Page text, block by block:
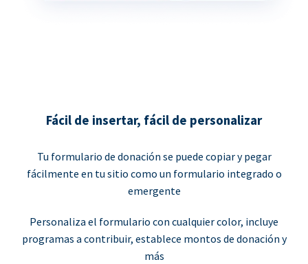
Fácil de insertar, fácil de personalizar
Tu formulario de donación se puede copiar y pegar
fácilmente en tu sitio como un formulario integrado o
emergente
Personaliza el formulario con cualquier color, incluye
programas a contribuir, establece montos de donación y
más